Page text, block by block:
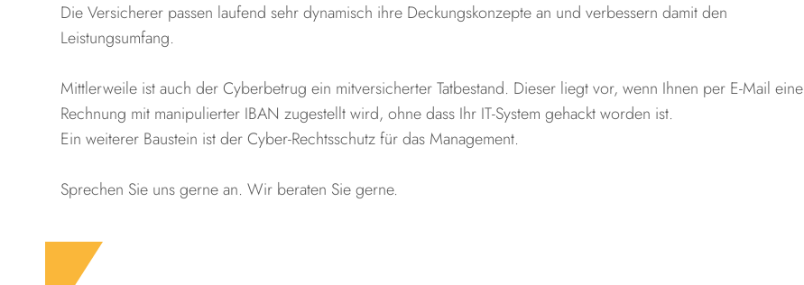
Die Versicherer passen laufend sehr dynamisch ihre Deckungskonzepte an und verbessern damit den
Leistungsumfang.
Mittlerweile ist auch der Cyberbetrug ein mitversicherter Tatbestand. Dieser liegt vor, wenn Ihnen per E-Mail eine
Rechnung mit manipulierter IBAN zugestellt wird, ohne dass Ihr IT-System gehackt worden ist.
Ein weiterer Baustein ist der Cyber-Rechtsschutz für das Management.
Sprechen Sie uns gerne an. Wir beraten Sie gerne.